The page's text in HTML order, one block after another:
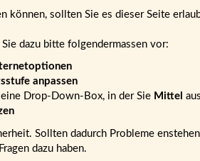
können, sollten Sie es dieser Seite
dazu bitte folgendermassen vor:
anpassen
Drop-Down-Box, in der Sie Mittel
Sollten dadurch Probleme
dazu haben.